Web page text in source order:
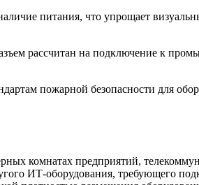
питания, что упрощает
рассчитан на подключение к
пожарной безопасности для
комнатах предприятий,
ИТ-оборудования, требующего